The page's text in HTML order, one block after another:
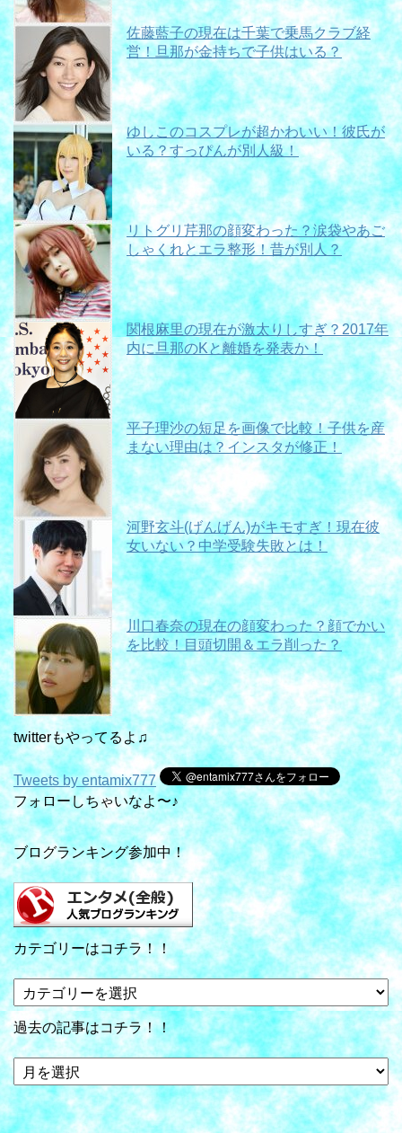
佐藤藍子の現在は千葉で乗馬クラブ経
営！旦那が金持ちで子供はいる？
ゆしこのコスプレが超かわいい！彼氏が
いる？すっぴんが別人級！
リトグリ芹那の顔変わった？涙袋やあご
しゃくれとエラ整形！昔が別人？
関根麻里の現在が激太りしすぎ？2017年
内に旦那のKと離婚を発表か！
平子理沙の短足を画像で比較！子供を産
まない理由は？インスタが修正！
河野玄斗(げんげん)がキモすぎ！現在彼
女いない？中学受験失敗とは！
川口春奈の現在の顔変わった？顔でかい
を比較！目頭切開＆エラ削った？
twitterもやってるよ♫
Tweets by entamix777
フォローしちゃいなよ〜♪
ブログランキング参加中！
カテゴリーはコチラ！！
カ
テ
ゴ
リ
ー
は
コ
チ
過去の記事はコチラ！！
過
去
の
記